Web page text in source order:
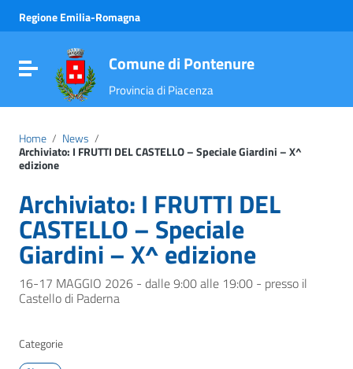
Vai al menu di navigazione
Vai al footer
Regione Emilia-Romagna
Attiva / disattiva la navigazione
Comune di Pontenure
Provincia di Piacenza
Home / News /
Archiviato: I FRUTTI DEL CASTELLO – Speciale Giardini – X^
edizione
Archiviato: I FRUTTI DEL
CASTELLO – Speciale
Giardini – X^ edizione
16-17 MAGGIO 2026 - dalle 9:00 alle 19:00 - presso il
Castello di Paderna
Categorie